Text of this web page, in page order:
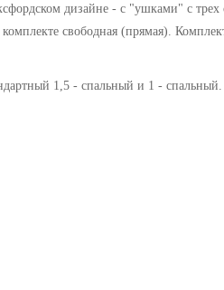
дизайне - с "ушками" с
свободная (прямая).
1,5 - спальный и 1 -